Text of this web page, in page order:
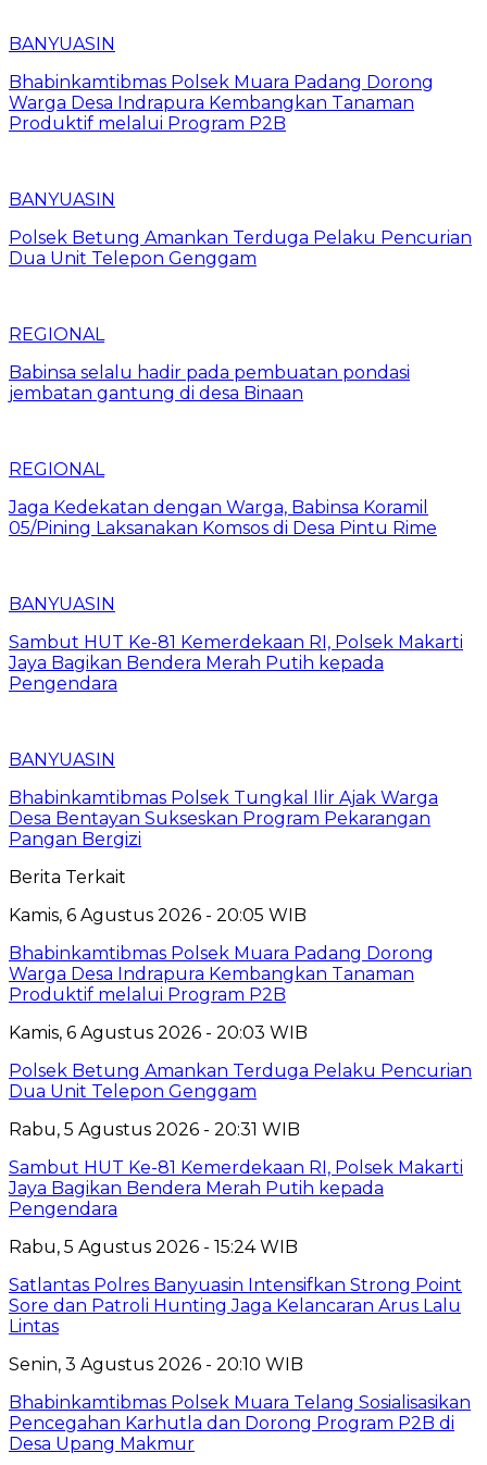
BANYUASIN
Bhabinkamtibmas Polsek Muara Padang Dorong
Warga Desa Indrapura Kembangkan Tanaman
Produktif melalui Program P2B
BANYUASIN
Polsek Betung Amankan Terduga Pelaku Pencurian
Dua Unit Telepon Genggam
REGIONAL
Babinsa selalu hadir pada pembuatan pondasi
jembatan gantung di desa Binaan
REGIONAL
Jaga Kedekatan dengan Warga, Babinsa Koramil
05/Pining Laksanakan Komsos di Desa Pintu Rime
BANYUASIN
Sambut HUT Ke-81 Kemerdekaan RI, Polsek Makarti
Jaya Bagikan Bendera Merah Putih kepada
Pengendara
BANYUASIN
Bhabinkamtibmas Polsek Tungkal Ilir Ajak Warga
Desa Bentayan Sukseskan Program Pekarangan
Pangan Bergizi
Berita Terkait
Kamis, 6 Agustus 2026 - 20:05 WIB
Bhabinkamtibmas Polsek Muara Padang Dorong
Warga Desa Indrapura Kembangkan Tanaman
Produktif melalui Program P2B
Kamis, 6 Agustus 2026 - 20:03 WIB
Polsek Betung Amankan Terduga Pelaku Pencurian
Dua Unit Telepon Genggam
Rabu, 5 Agustus 2026 - 20:31 WIB
Sambut HUT Ke-81 Kemerdekaan RI, Polsek Makarti
Jaya Bagikan Bendera Merah Putih kepada
Pengendara
Rabu, 5 Agustus 2026 - 15:24 WIB
Satlantas Polres Banyuasin Intensifkan Strong Point
Sore dan Patroli Hunting Jaga Kelancaran Arus Lalu
Lintas
Senin, 3 Agustus 2026 - 20:10 WIB
Bhabinkamtibmas Polsek Muara Telang Sosialisasikan
Pencegahan Karhutla dan Dorong Program P2B di
Desa Upang Makmur